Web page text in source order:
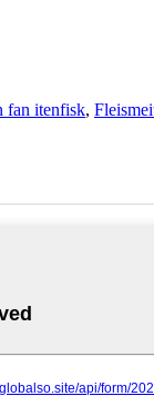
fan itenfisk,